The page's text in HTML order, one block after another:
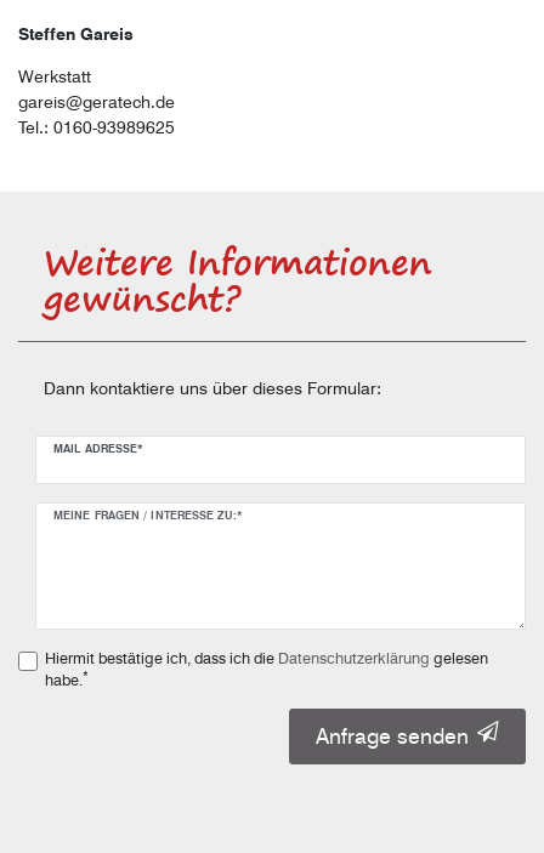
Steffen Gareis
Werkstatt
gareis@geratech.de
Tel.: 0160-93989625
Weitere Informationen
gewünscht?
Dann kontaktiere uns über dieses Formular:
MAIL ADRESSE*
MEINE FRAGEN / INTERESSE ZU:*
Hiermit bestätige ich, dass ich die Daten­schutz­erklärung gelesen
habe. *
Ceres::Template.mailFormHoneypotLabel
Anfrage senden